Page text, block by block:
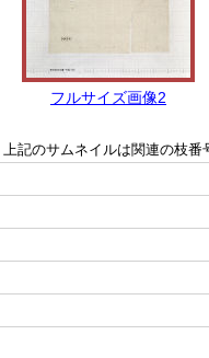
フルサイズ画像2
上記のサムネイルは関連の枝